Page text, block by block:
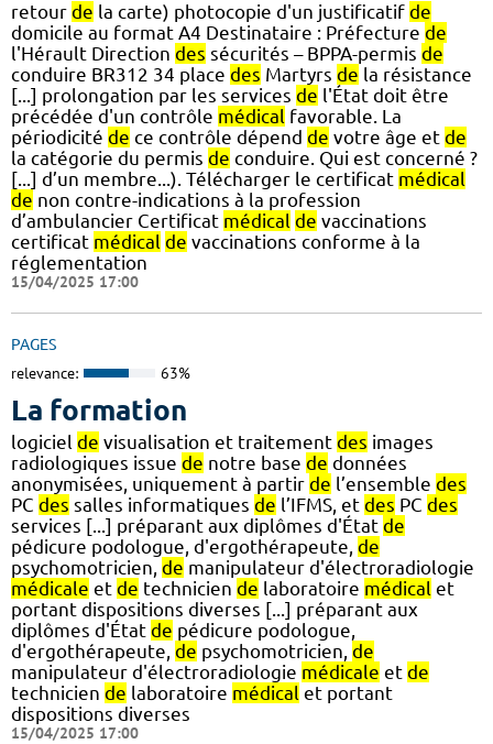
retour de la carte) photocopie d'un justificatif de
domicile au format A4 Destinataire : Préfecture de
l'Hérault Direction des sécurités – BPPA-permis de
conduire BR312 34 place des Martyrs de la résistance
[...] prolongation par les services de l'État doit être
précédée d'un contrôle médical favorable. La
périodicité de ce contrôle dépend de votre âge et de
la catégorie du permis de conduire. Qui est concerné ?
[...] d’un membre...). Télécharger le certificat médical
de non contre-indications à la profession
d’ambulancier Certificat médical de vaccinations
certificat médical de vaccinations conforme à la
réglementation
15/04/2025 17:00
PAGES
relevance: 63%
La formation
logiciel de visualisation et traitement des images
radiologiques issue de notre base de données
anonymisées, uniquement à partir de l’ensemble des
PC des salles informatiques de l’IFMS, et des PC des
services [...] préparant aux diplômes d'État de
pédicure podologue, d'ergothérapeute, de
psychomotricien, de manipulateur d'électroradiologie
médicale et de technicien de laboratoire médical et
portant dispositions diverses [...] préparant aux
diplômes d'État de pédicure podologue,
d'ergothérapeute, de psychomotricien, de
manipulateur d'électroradiologie médicale et de
technicien de laboratoire médical et portant
dispositions diverses
15/04/2025 17:00